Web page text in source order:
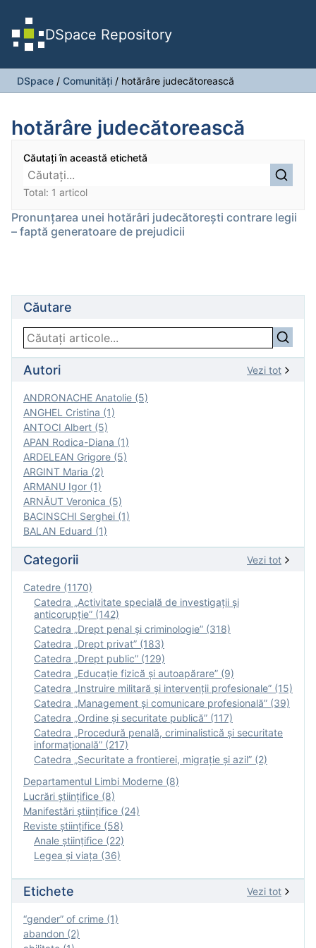
DSpace Repository
DSpace / Comunități / hotărâre judecătorească
hotărâre judecătorească
Căutați în această etichetă
Total: 1 articol
Pronunţarea unei hotărâri judecătoreşti contrare legii
– faptă generatoare de prejudicii
Căutare
Autori Vezi tot
ANDRONACHE Anatolie (5)
ANGHEL Cristina (1)
ANTOCI Albert (5)
APAN Rodica-Diana (1)
ARDELEAN Grigore (5)
ARGINT Maria (2)
ARMANU Igor (1)
ARNĂUT Veronica (5)
BACINSCHI Serghei (1)
BALAN Eduard (1)
Categorii Vezi tot
Catedre (1170)
Catedra „Activitate specială de investigaţii şi
anticorupție” (142)
Catedra „Drept penal și criminologie” (318)
Catedra „Drept privat” (183)
Catedra „Drept public” (129)
Catedra „Educație fizică şi autoapărare” (9)
Catedra „Instruire militară şi intervenţii profesionale” (15)
Catedra „Management și comunicare profesională” (39)
Catedra „Ordine și securitate publică” (117)
Catedra „Procedură penală, criminalistică și securitate
informațională” (217)
Catedra „Securitate a frontierei, migrație și azil” (2)
Departamentul Limbi Moderne (8)
Lucrări științifice (8)
Manifestări ştiinţifice (24)
Reviste ştiinţifice (58)
Anale ştiinţifice (22)
Legea şi viaţa (36)
Etichete Vezi tot
“gender” of crime (1)
abandon (2)